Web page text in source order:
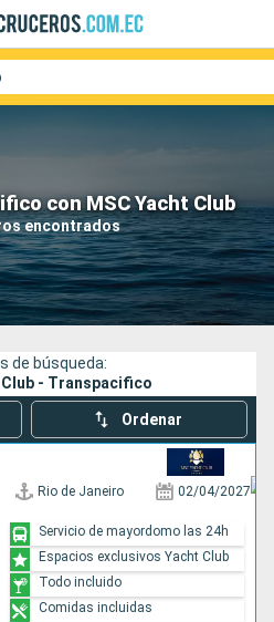
con MSC Yacht Club
encontrados
Compañías
Buscar
de búsqueda:
Club - Transpacifico
Ordenar
Rio de Janeiro 02/04/2027
Servicio de mayordomo las 24h
Espacios exclusivos Yacht Club
Todo incluido
Comidas incluidas